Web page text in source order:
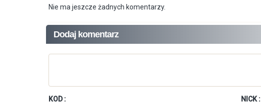
Nie ma jeszcze żadnych komentarzy.
Dodaj komentarz
KOD : NICK :